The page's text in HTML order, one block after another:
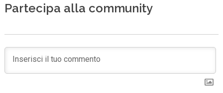
Partecipa alla community